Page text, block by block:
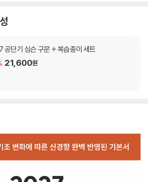
공단기 심슨 구문 + 복습종이 세트
21,600원